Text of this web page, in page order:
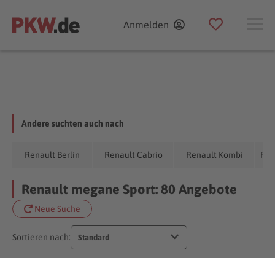
Anmelden
Andere suchten auch nach
Renault Berlin Renault Cabrio Renault Kombi
Renault megane Sport: 80 Angebote
Neue Suche
Sortieren nach: Standard